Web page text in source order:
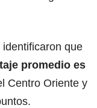
que
promedio es
Centro Oriente y